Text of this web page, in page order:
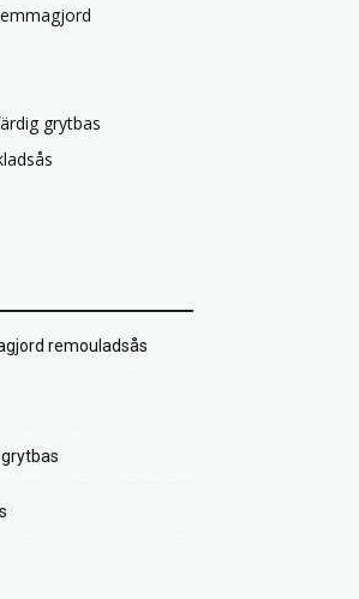
grytbas
remouladsås